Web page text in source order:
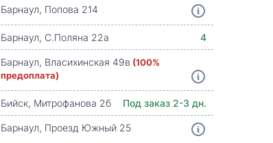
Барнаул, Попова 214
Барнаул, С.Поляна 22а
4
Барнаул, Власихинская 49в (100%
предоплата)
Бийск, Митрофанова 2б
Под заказ 2-3 дн.
Барнаул, Проезд Южный 25